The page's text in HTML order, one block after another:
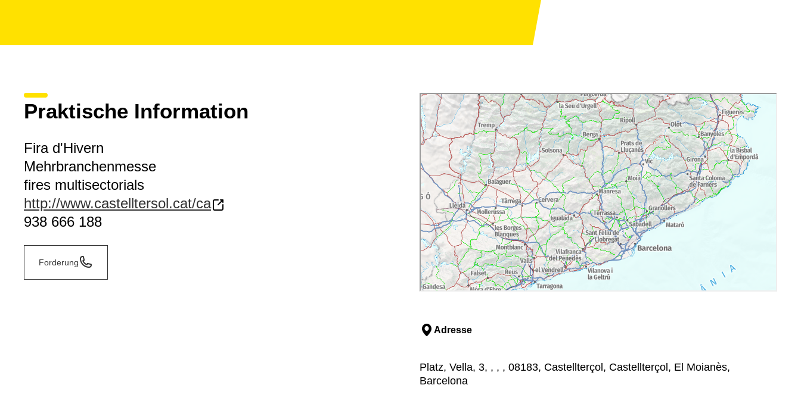
Praktische Information
Fira d'Hivern
Mehrbranchenmesse
fires multisectorials
http://www.castelltersol.cat/ca
938 666 188
Forderung
Adresse
Platz, Vella, 3, , , , 08183, Castellterçol, Castellterçol, El Moianès,
Barcelona